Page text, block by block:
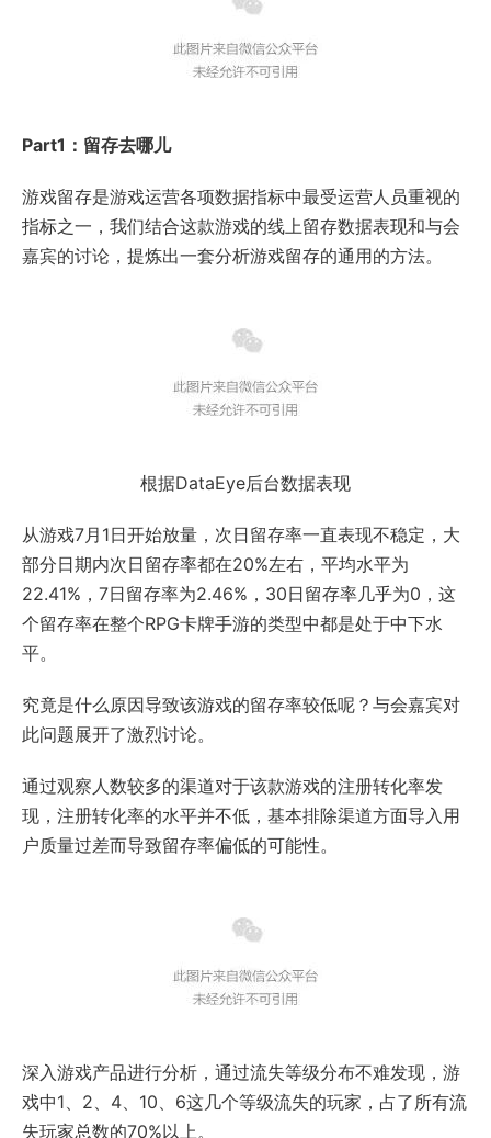
Part1 ：留存去哪儿
游戏留存是游戏运营各项数据指标中最受运营人员重视的
指标之一，我们结合这款游戏的线上留存数据表现和与会
嘉宾的讨论，提炼出一套分析游戏留存的通用的方法。
根据DataEye后台数据表现
从游戏7月1日开始放量，次日留存率一直表现不稳定，大
部分日期内次日留存率都在20%左右，平均水平为
22.41%，7日留存率为2.46%，30日留存率几乎为0，这
个留存率在整个RPG卡牌手游的类型中都是处于中下水
平。
究竟是什么原因导致该游戏的留存率较低呢？与会嘉宾对
此问题展开了激烈讨论。
通过观察人数较多的渠道对于该款游戏的注册转化率发
现，注册转化率的水平并不低，基本排除渠道方面导入用
户质量过差而导致留存率偏低的可能性。
深入游戏产品进行分析，通过流失等级分布不难发现，游
戏中1、2、4、10、6这几个等级流失的玩家，占了所有流
失玩家总数的70%以上。